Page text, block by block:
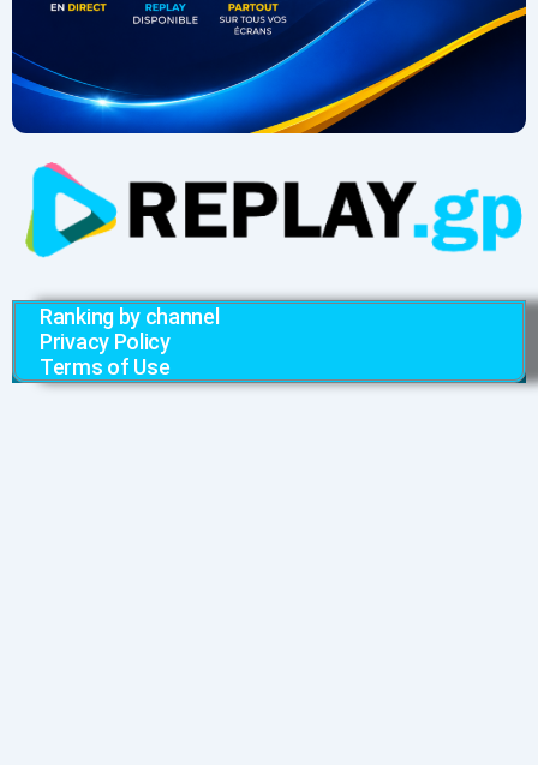
Ranking by channel
Privacy Policy
Terms of Use